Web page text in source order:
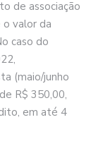
de associação
o valor da
caso do
(maio/junho
R$ 350,00,
em até 4